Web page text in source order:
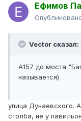
Ефимов
Vector сказал:
А157 до моста
называется)
улица Дунаевского.
столба, не у